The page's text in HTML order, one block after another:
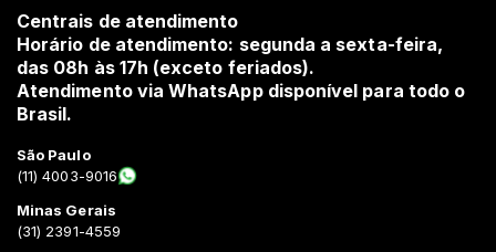
Centrais de atendimento
Horário de atendimento: segunda a sexta-feira,
das 08h às 17h (exceto feriados).
Atendimento via WhatsApp disponível para todo o
Brasil.
São Paulo
(11) 4003-9016
Minas Gerais
(31) 2391-4559